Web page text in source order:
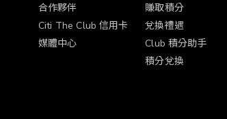
合作夥伴
Citi The Club 信用卡
媒體中心
賺取積分
兌換禮遇
Club 積分助手
積分兌換